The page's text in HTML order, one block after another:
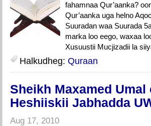
fahamnaa Qur’aanka?
Qur’aanka uga helno
Suuradan waa Suurada
marka loo eego, waxaa
Xusuustii Mucjizadii la
Halkudheg: Quraan
Sheikh Maxamed
Heshiiskii Jabhadda
Aug 17, 2010